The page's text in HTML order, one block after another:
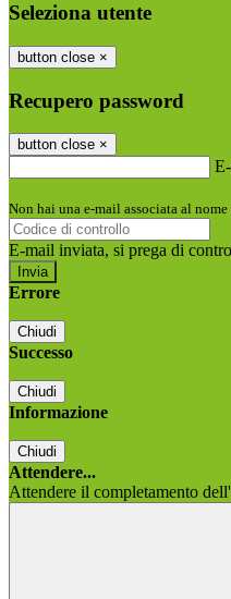
Seleziona utente
button close ×
Recupero password
button close ×
Non hai una e-mail associata al
E-mail inviata, si prega di
Errore
Chiudi
Successo
Chiudi
Informazione
Chiudi
Attendere...
Attendere il completamento